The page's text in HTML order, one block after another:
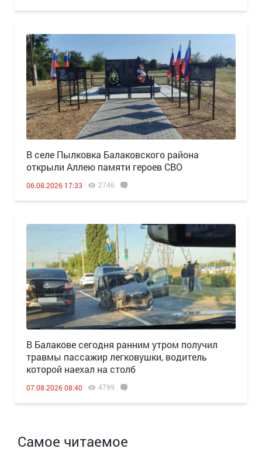
В селе Пылковка Балаковского района
открыли Аллею памяти героев СВО
06.08.2026 17:33 2746
В Балакове сегодня ранним утром получил
травмы пассажир легковушки, водитель
которой наехал на столб
07.08.2026 08:40 4799
Самое читаемое